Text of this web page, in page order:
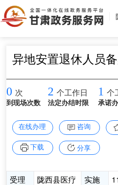
异地安置退休人员
0 次
到现场次数
2 个工作日
法定办结时限
1 个
承诺
在线办理 咨询
下载 分享
受理
陇西县医疗
实施